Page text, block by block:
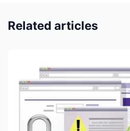
Related articles